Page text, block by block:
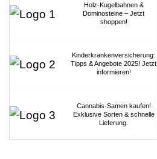
Holz-Kugelbahnen &
Dominosteine – Jetzt
shoppen!
Kinderkrankenversicherung:
Tipps & Angebote 2025! Jetzt
informieren!
Cannabis-Samen kaufen!
Exklusive Sorten & schnelle
Lieferung.